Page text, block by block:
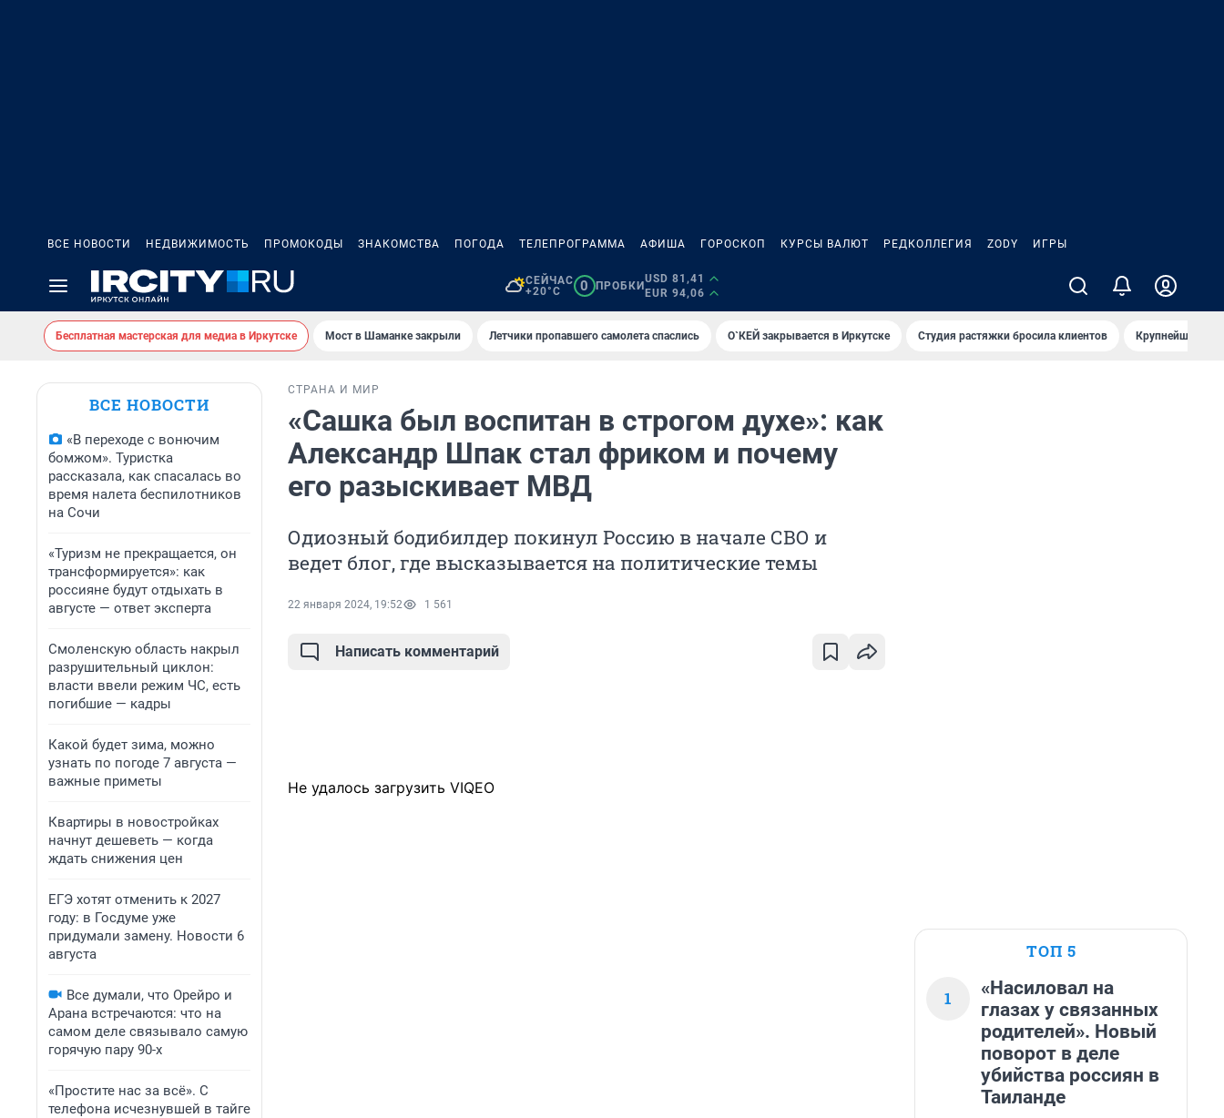
ВСЕ НОВОСТИ НЕДВИЖИМОСТЬ ПРОМОКОДЫ ЗНАКОМСТВА ПОГОДА ТЕЛЕПРОГРАММА АФИША ГОРОСКОП КУРСЫ ВАЛЮТ РЕДКОЛЛЕГИЯ ZODY ИГРЫ
СЕЙЧАС
+20°C
0 ПРОБКИ
USD 81,41
EUR 94,06
Бесплатная мастерская для медиа в Иркутске Мост в Шаманке закрыли Летчики пропавшего самолета спаслись О`КЕЙ закрывается в Иркутске Студия растяжки бросила клиентов Крупнейшие
ВСЕ НОВОСТИ
«В переходе с вонючим
бомжом». Туристка
рассказала, как спасалась во
время налета беспилотников
на Сочи
«Туризм не прекращается, он
трансформируется»: как
россияне будут отдыхать в
августе — ответ эксперта
Смоленскую область накрыл
разрушительный циклон:
власти ввели режим ЧС, есть
погибшие — кадры
Какой будет зима, можно
узнать по погоде 7 августа —
важные приметы
Квартиры в новостройках
начнут дешеветь — когда
ждать снижения цен
ЕГЭ хотят отменить к 2027
году: в Госдуме уже
придумали замену. Новости 6
августа
Все думали, что Орейро и
Арана встречаются: что на
самом деле связывало самую
горячую пару 90-х
«Простите нас за всё». С
телефона исчезнувшей в тайге
СТРАНА И МИР
«Сашка был воспитан в строгом духе»: как
Александр Шпак стал фриком и почему
его разыскивает МВД
Одиозный бодибилдер покинул Россию в начале СВО и
ведет блог, где высказывается на политические темы
22 января 2024, 19:52 1 561
Написать комментарий
Не удалось загрузить VIQEO
ТОП 5
1
«Насиловал на
глазах у связанных
родителей». Новый
поворот в деле
убийства россиян в
Таиланде